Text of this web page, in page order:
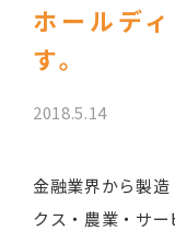
ホールデ
す。
2018.5.14
金融業界から製
クス・農業・サ